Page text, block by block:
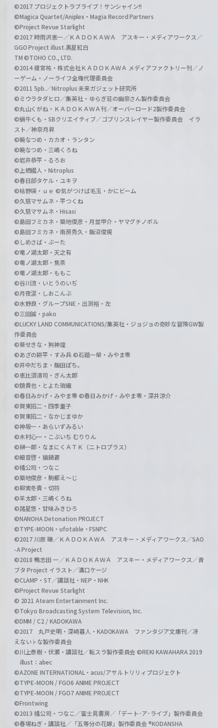
©2017 プロジェクトラブライブ！サンシャイン!!
©Magica Quartet/Aniplex・Magia Record Partners
©Project Revue Starlight
©2017 時雨沢恵一／ＫＡＤＯＫＡＷＡ アスキー・メディアワークス／
GGO Project illust.黒星紅白
TM ©TOHO CO., LTD.
©2014 榎宮祐・株式会社ＫＡＤＯＫＡＷＡ メディアファクトリー刊／ノ
ーゲーム・ノーライフ全権代理委員会
©2011 5pb.／Nitroplus 未来ガジェット研究所
©ミウラタダヒロ／集英社・ゆらぎ荘の幽奈さん製作委員会
©丸山くがね・ＫＡＤＯＫＡＷＡ刊／オーバーロード2製作委員会
©蝸牛くも・SBクリエイティブ／ゴブリンスレイヤー製作委員会 イラ
スト／神奈月昇
©暁なつめ・カカオ・ランタン
©暁なつめ・三嶋くろね
©岩井恭平・るろお
©上栖綴人・Nitroplus
©春日部タケル・ユキヲ
©枯野瑛・ｕｅ ©気がつけば毛玉・かにビーム
©久慈マサムネ・平つくね
©久慈マサムネ・Hisasi
©島田フミカネ・築地俊彦・月並甲介・ヤマグチノボル
©島田フミカネ・南房秀久・飯沼俊規
©しめさば・ぶーた
©竜ノ湖太郎・天之有
©竜ノ湖太郎・焦茶
©竜ノ湖太郎・ももこ
©谷川流・いとうのいぢ
©月夜涙・しおこんぶ
©水野良・グループSNE・出渕裕・左
©三田誠・pako
©LUCKY LAND COMMUNICATIONS/集英社・ジョジョの奇妙な冒険GW製
作委員会
©葵せきな・狗神煌
©あざの耕平・すみ兵 ©石踏一榮・みやま零
©井中だちま・飯田ぽち。
©恵比須清司・ぎん太郎
©鏡貴也・とよた瑣織
©春日みかげ・みやま零 ©春日みかげ・みやま零・深井涼介
©賀東招二・四季童子
©賀東招二・なかじまゆか
©神坂一・あらいずみるい
©木村心一・こぶいち むりりん
©榊一郎・なまにくＡＴＫ（ニトロプラス）
©細音啓・猫鍋蒼
©橘公司・つなこ
©築地俊彦・駒都え～じ
©柳実冬貴・切符
©羊太郎・三嶋くろね
©諸星悠・甘味みきひろ
©NANOHA Detonation PROJECT
©TYPE-MOON・ufotable・FSNPC
©2017 川原 礫／ＫＡＤＯＫＡＷＡ アスキー・メディアワークス／SAO
-A Project
©2018 鴨志田 一／ＫＡＤＯＫＡＷＡ アスキー・メディアワークス／青
ブタ Project イラスト／溝口ケージ
©CLAMP・ST／講談社・NEP・NHK
©Project Revue Starlight
© 2021 Ateam Entertainment Inc.
©Tokyo Broadcasting System Television, Inc.
©DMM / C2 / KADOKAWA
©2017 丸戸史明・深崎暮人・KADOKAWA ファンタジア文庫刊／冴
えない♭な製作委員会
©川上泰樹・伏瀬・講談社／転スラ製作委員会 ©REKI KAWAHARA 2019
illust：abec
©AZONE INTERNATIONAL・acus/アサルトリリィプロジェクト
©TYPE-MOON / FGO6 ANIME PROJECT
©TYPE-MOON / FGO7 ANIME PROJECT
©Frontwing
©2013 橘公司・つなこ／富士見書房／「デート･ア･ライブ」製作委員会
©春場ねぎ・講談社／「五等分の花嫁」製作委員会 ®KODANSHA